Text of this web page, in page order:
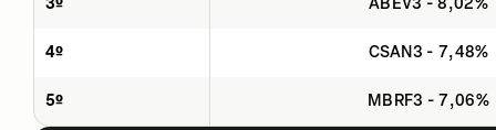
4º CSAN3 - 7,48%
5º MBRF3 - 7,06%